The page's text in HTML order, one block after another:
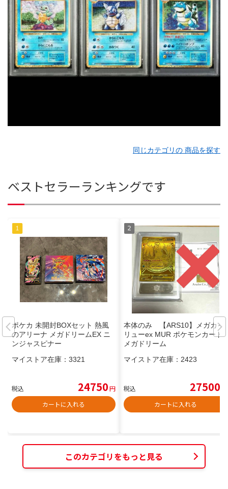
同じカテゴリの 商品を探す
ベストセラーランキングです
ポケカ 未開封BOXセット 熱風
のアリーナ メガドリームEX ニ
ンジャスピナー
マイストア在庫： 3321
税込 24750円
カートに入れる
本体のみ 【ARS10】メガカイ
リューex MUR ポケモンカード
メガドリーム
マイストア在庫： 2423
税込 27500
カートに入れる
このカテゴリをもっと見る